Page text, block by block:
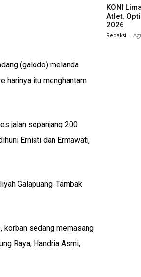
(galodo) melanda
harinya itu menghantam
jalan sepanjang 200
Erniati dan Ermawati,
Galapuang. Tambak
korban sedang memasang
Raya, Handria Asmi,
KONI
Atlet,
2026
Redaksi -